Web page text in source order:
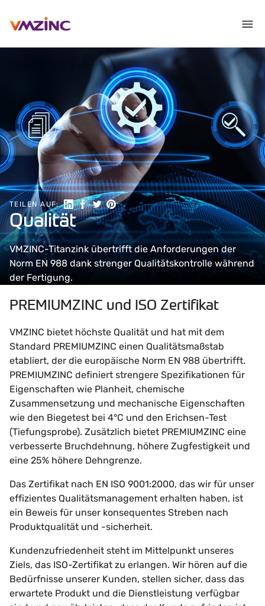
TEILEN AUF: Auf LinkedIn teilen
Auf Facebook teilen
Auf Twitter teilen
Auf Pinterest teilen
Qualität
VMZINC-Titanzink übertrifft die Anforderungen der
Norm EN 988 dank strenger Qualitätskontrolle während
der Fertigung.
PREMIUMZINC und ISO Zertifikat
VMZINC bietet höchste Qualität und hat mit dem
Standard PREMIUMZINC einen Qualitätsmaßstab
etabliert, der die europäische Norm EN 988 übertrifft.
PREMIUMZINC definiert strengere Spezifikationen für
Eigenschaften wie Planheit, chemische
Zusammensetzung und mechanische Eigenschaften
wie den Biegetest bei 4°C und den Erichsen-Test
(Tiefungsprobe). Zusätzlich bietet PREMIUMZINC eine
verbesserte Bruchdehnung, höhere Zugfestigkeit und
eine 25% höhere Dehngrenze.
Das Zertifikat nach EN ISO 9001:2000, das wir für unser
effizientes Qualitätsmanagement erhalten haben, ist
ein Beweis für unser konsequentes Streben nach
Produktqualität und -sicherheit.
Kundenzufriedenheit steht im Mittelpunkt unseres
Ziels, das ISO-Zertifikat zu erlangen. Wir hören auf die
Bedürfnisse unserer Kunden, stellen sicher, dass das
erwartete Produkt und die Dienstleistung verfügbar